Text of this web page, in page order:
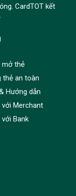
CardTOT kết
mở thẻ
thẻ an toàn
Hướng dẫn
với Merchant
Bank